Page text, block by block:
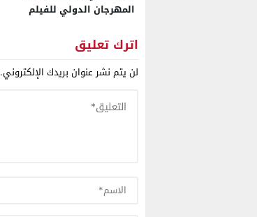
المهرجان الدولي للفيلم
مسابقة الأفلام الطويلة
والوثائقية ولقاءات للمهنيين
اترك تعليق
لن يتم نشر عنوان بريدك الإلكتروني.